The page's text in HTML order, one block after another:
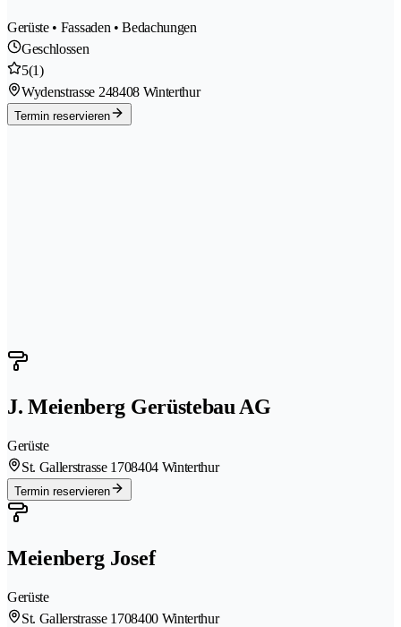
Gerüste • Fassaden • Bedachungen
Geschlossen
5(1)
Wydenstrasse 248408 Winterthur
Termin reservieren
J. Meienberg Gerüstebau AG
Gerüste
St. Gallerstrasse 1708404 Winterthur
Termin reservieren
Meienberg Josef
Gerüste
St. Gallerstrasse 1708400 Winterthur